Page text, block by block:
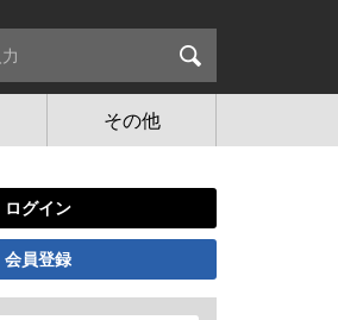
その他
ログイン
会員登録